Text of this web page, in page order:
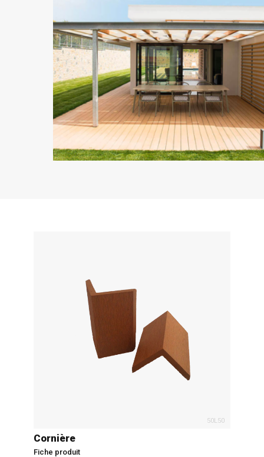
50L50
Cornière
Fiche produit